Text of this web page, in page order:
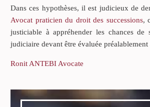
Dans ces hypothèses, il est judicieux de
Avocat praticien du droit des successions,
justiciable à appréhender les chances de
judiciaire devant être évaluée
Ronit ANTEBI Avocate